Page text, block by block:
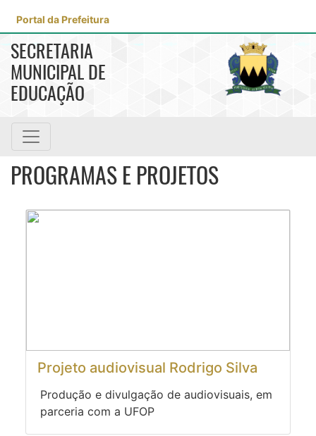
Portal da Prefeitura
SECRETARIA
MUNICIPAL DE
EDUCAÇÃO
PROGRAMAS E PROJETOS
Projeto audiovisual Rodrigo Silva
Produção e divulgação de audiovisuais, em
parceria com a UFOP